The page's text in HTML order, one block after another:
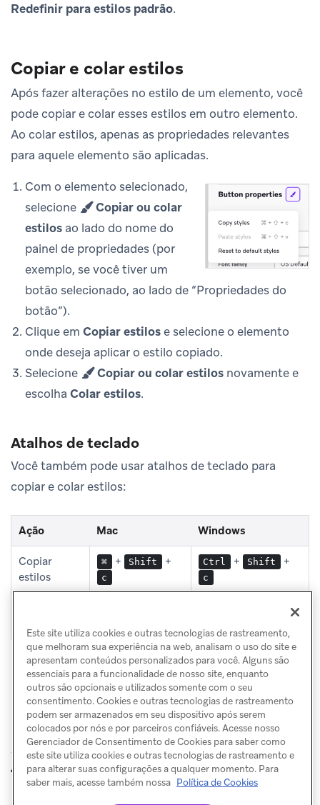
Redefinir para estilos padrão.
Copiar e colar estilos
Após fazer alterações no estilo de um elemento, você
pode copiar e colar esses estilos em outro elemento.
Ao colar estilos, apenas as propriedades relevantes
para aquele elemento são aplicadas.
Com o elemento selecionado,
selecione
Copiar ou colar
estilos ao lado do nome do
painel de propriedades (por
exemplo, se você tiver um
botão selecionado, ao lado de “Propriedades do
botão”).
Clique em Copiar estilose selecione o elemento
onde deseja aplicar o estilo copiado.
Selecione
Copiar ou colar estilos novamente e
escolha Colar estilos.
Atalhos de teclado
Você também pode usar atalhos de teclado para
copiar e colar estilos:
Ação Mac Windows
Copiar
estilos
⌘ + Shift +
c
Ctrl + Shift +
c
ANTERIORPersonalizar PRÓXIMO
Temas de
modo escuro
Este site utiliza cookies e outras tecnologias de rastreamento,
que melhoram sua experiência na web, analisam o uso do site e
apresentam conteúdos personalizados para você. Alguns são
essenciais para a funcionalidade de nosso site, enquanto
outros são opcionais e utilizados somente com o seu
consentimento. Cookies e outras tecnologias de rastreamento
podem ser armazenados em seu dispositivo após serem
colocados por nós e por parceiros confiáveis. Acesse nosso
Gerenciador de Consentimento de Cookies para saber como
este site utiliza cookies e outras tecnologias de rastreamento e
para alterar suas configurações a qualquer momento. Para
saber mais, acesse também nossa Política de Cookies